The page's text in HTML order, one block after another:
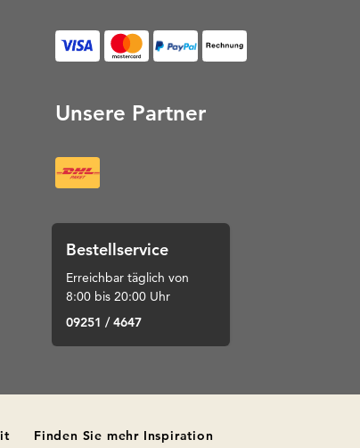
Unsere Partner
Bestellservice
Erreichbar täglich von
8:00 bis 20:00 Uhr
09251 / 4647
Finden Sie mehr Inspiration